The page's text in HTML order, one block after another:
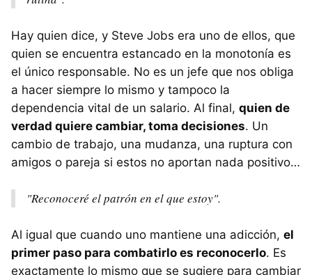
Hay quien dice, y Steve Jobs era uno de ellos, que
quien se encuentra estancado en la monotonía es
el único responsable. No es un jefe que nos obliga
a hacer siempre lo mismo y tampoco la
dependencia vital de un salario. Al final, quien de
verdad quiere cambiar, toma decisiones. Un
cambio de trabajo, una mudanza, una ruptura con
amigos o pareja si estos no aportan nada positivo…
"Reconoceré el patrón en el que estoy".
Al igual que cuando uno mantiene una adicción, el
primer paso para combatirlo es reconocerlo. Es
exactamente lo mismo que se sugiere para cambiar